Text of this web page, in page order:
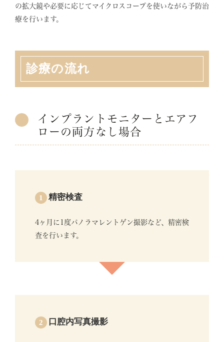
の拡大鏡や必要に応じてマイクロスコープを使いながら予防治
療を行います。
診療の流れ
インプラントモニターとエアフ
ローの両方なし場合
1 精密検査
4ヶ月に1度パノラマレントゲン撮影など、精密検
査を行います。
2 口腔内写真撮影